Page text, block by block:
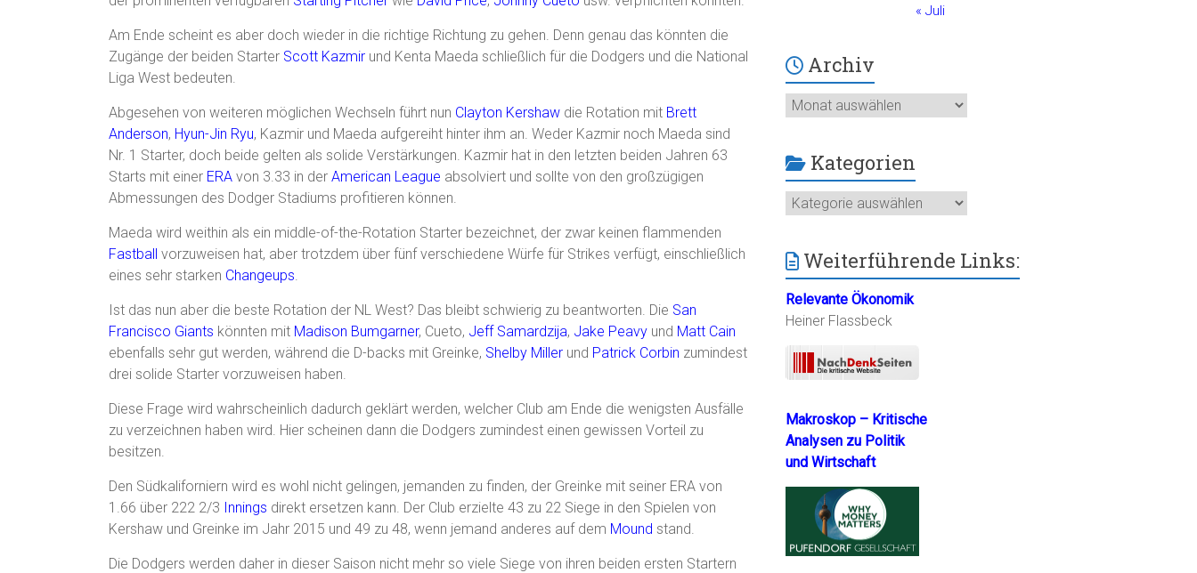
Am Ende scheint es aber doch wieder in die richtige Richtung zu gehen. Denn genau das könnten die
Zugänge der beiden Starter Scott Kazmir und Kenta Maeda schließlich für die Dodgers und die National
Liga West bedeuten.
Abgesehen von weiteren möglichen Wechseln führt nun Clayton Kershaw die Rotation mit Brett
Anderson, Hyun-Jin Ryu, Kazmir und Maeda aufgereiht hinter ihm an. Weder Kazmir noch Maeda sind
Nr. 1 Starter, doch beide gelten als solide Verstärkungen. Kazmir hat in den letzten beiden Jahren 63
Starts mit einer ERA von 3.33 in der American League absolviert und sollte von den großzügigen
Abmessungen des Dodger Stadiums profitieren können.
Maeda wird weithin als ein middle-of-the-Rotation Starter bezeichnet, der zwar keinen flammenden
Fastball vorzuweisen hat, aber trotzdem über fünf verschiedene Würfe für Strikes verfügt, einschließlich
eines sehr starken Changeups
Ist das nun aber die beste Rotation der NL West? Das bleibt schwierig zu beantworten. Die San
Francisco Giants könnten mit Madison Bumgarner, Cueto, Jeff Samardzija, Jake Peavy und Matt Cain
ebenfalls sehr gut werden, während die D-backs mit Greinke, Shelby Miller und Patrick Corbin zumindest
drei solide Starter vorzuweisen haben.
Diese Frage wird wahrscheinlich dadurch geklärt werden, welcher Club am Ende die wenigsten Ausfälle
zu verzeichnen haben wird. Hier scheinen dann die Dodgers zumindest einen gewissen Vorteil zu
besitzen.
Den Südkaliforniern wird es wohl nicht gelingen, jemanden zu finden, der Greinke mit seiner ERA von
1.66 über 222 2/3 Innings direkt ersetzen kann. Der Club erzielte 43 zu 22 Siege in den Spielen von
Kershaw und Greinke im Jahr 2015 und 49 zu 48, wenn jemand anderes auf dem Mound stand.
Die Dodgers werden daher in dieser Saison nicht mehr so viele Siege von ihren beiden ersten Startern
« Juli
Archiv
Archiv
Kategorien
Kategorien
Weiterführende Links:
Relevante Ökonomik
Heiner Flassbeck
Makroskop – Kritische
Analysen zu Politik
und Wirtschaft